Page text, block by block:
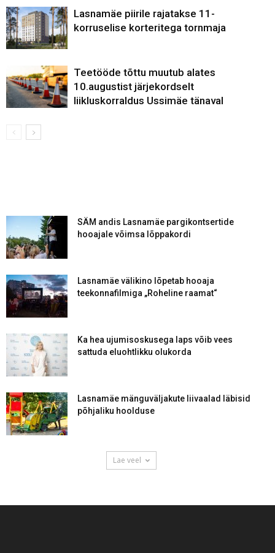
Lasnamäe piirile rajatakse 11-
korruselise korteritega tornmaja
Teetööde tõttu muutub alates
10.augustist järjekordselt
liikluskorraldus Ussimäe tänaval
SÄM andis Lasnamäe pargikontsertide
hooajale võimsa lõppakordi
Lasnamäe välikino lõpetab hooaja
teekonnafilmiga „Roheline raamat“
Ka hea ujumisoskusega laps võib vees
sattuda eluohtlikku olukorda
Lasnamäe mänguväljakute liivaalad läbisid
põhjaliku hoolduse
Lae veel